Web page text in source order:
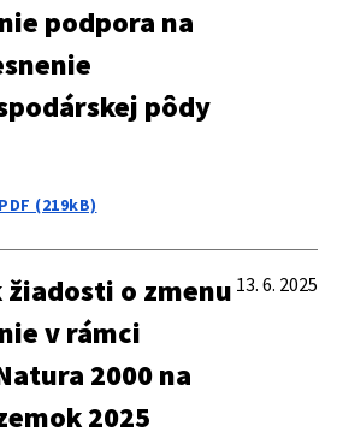
podpora na
pôdy
(219kB)
žiadosti o zmenu
v rámci
2000 na
2025
13. 6. 2025